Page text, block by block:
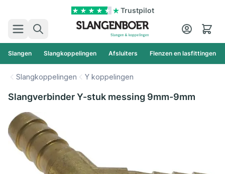
Trustpilot
Zoek
Cart
Slangen Slangkoppelingen Afsluiters Flenzen en lasfittingen
Slangkoppelingen Y koppelingen
Slangverbinder Y-stuk messing 9mm-9mm